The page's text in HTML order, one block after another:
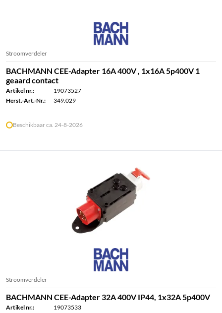
Stroomverdeler
BACHMANN CEE-Adapter 16A 400V , 1x16A 5p400V 1
geaard contact
Artikel nr.:
19073527
Herst.-Art.-Nr.:
349.029
Beschikbaar ca. 24-8-2026
Stroomverdeler
BACHMANN CEE-Adapter 32A 400V IP44, 1x32A 5p400V
Artikel nr.:
19073533